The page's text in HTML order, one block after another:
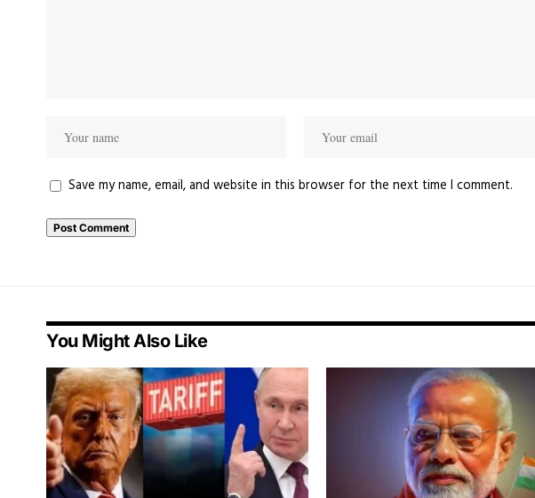
Save my name, email, and website in this browser for the next time I comment.
You Might Also Like